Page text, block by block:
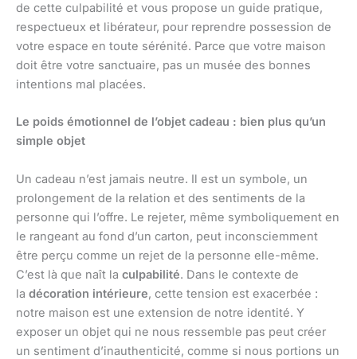
de cette culpabilité et vous propose un guide pratique,
respectueux et libérateur, pour reprendre possession de
votre espace en toute sérénité. Parce que votre maison
doit être votre sanctuaire, pas un musée des bonnes
intentions mal placées.
Le poids émotionnel de l’objet cadeau : bien plus qu’un
simple objet
Un cadeau n’est jamais neutre. Il est un symbole, un
prolongement de la relation et des sentiments de la
personne qui l’offre. Le rejeter, même symboliquement en
le rangeant au fond d’un carton, peut inconsciemment
être perçu comme un rejet de la personne elle-même.
C’est là que naît la culpabilité. Dans le contexte de
la décoration intérieure, cette tension est exacerbée :
notre maison est une extension de notre identité. Y
exposer un objet qui ne nous ressemble pas peut créer
un sentiment d’inauthenticité, comme si nous portions un